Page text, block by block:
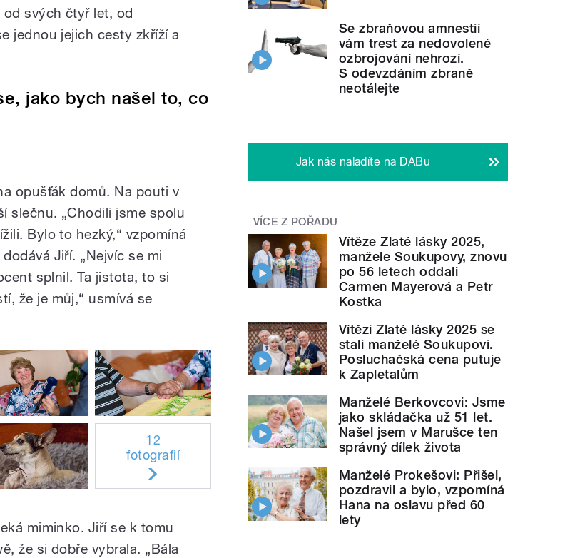
od svých čtyř let, od
jednou jejich cesty zkříží a
jako bych našel to, co
opušťák domů. Na pouti v
slečnu. „Chodili jsme spolu
Bylo to hezký,“ vzpomíná
Jiří. „Nejvíc se mi
splnil. Ta jistota, to si
že je můj,“ usmívá se
12
fotografií
miminko. Jiří se k tomu
že si dobře vybrala. „Bála
Se zbraňovou amnestií
vám trest za nedovolené
ozbrojování nehrozí.
S odevzdáním zbraně
neotálejte
Jak nás naladíte na DABu
VÍCE Z POŘADU
Vítěze Zlaté lásky 2025,
manžele Soukupovy, znovu
po 56 letech oddali
Carmen Mayerová a Petr
Kostka
Vítězi Zlaté lásky 2025 se
stali manželé Soukupovi.
Posluchačská cena putuje
k Zapletalům
Manželé Berkovcovi: Jsme
jako skládačka už 51 let.
Našel jsem v Marušce ten
správný dílek života
Manželé Prokešovi: Přišel,
pozdravil a bylo, vzpomíná
Hana na oslavu před 60
lety